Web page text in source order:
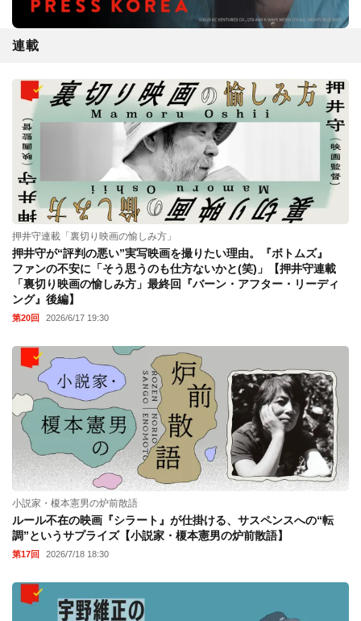
連載
押井守連載「裏切り映画の愉しみ方」
押井守が“評判の悪い”実写映画を撮りたい理由。『ボトムズ』
ファンの不安に「そう思うのも仕方ないかと(笑)」【押井守連載
「裏切り映画の愉しみ方」最終回『バーン・アフター・リーディ
ング』後編】
第20回 2026/6/17 19:30
小説家・榎本憲男の炉前散語
ルール不在の映画『シラート』が仕掛ける、サスペンスへの“転
調”というサプライズ【小説家・榎本憲男の炉前散語】
第17回 2026/7/18 18:30